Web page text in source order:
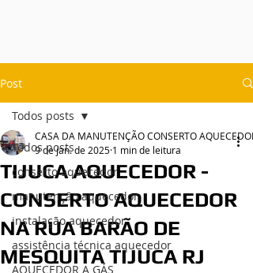
Post
Todos posts
conserto aquecedor
manutenção aquecedor
instalação aquecedor
assistência técnica aquecedor
AQUECEDOR A GÁS
Todos posts
TIJUCA AQUECEDOR -
CONSERTO AQUECEDOR
NA RUA BARÃO DE
MESQUITA TIJUCA RJ
CASA DA MANUTENÇÃO CONSERTO
9 de jan. de 2025 1 min de leitura